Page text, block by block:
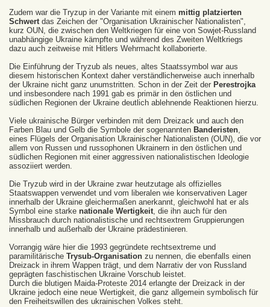
Zudem war die Tryzup in der Variante mit einem mittig platzierten
Schwert das Zeichen der "Organisation Ukrainischer Nationalisten",
kurz OUN, die zwischen den Weltkriegen für eine von Sowjet-Russland
unabhängige Ukraine kämpfte und während des Zweiten Weltkriegs
dazu auch zeitweise mit Hitlers Wehrmacht kollaborierte.
Die Einführung der Tryzub als neues, altes Staatssymbol war aus
diesem historischen Kontext daher verständlicherweise auch innerhalb
der Ukraine nicht ganz unumstritten. Schon in der Zeit der Perestrojka
und insbesondere nach 1991 gab es primär in den östlichen und
südlichen Regionen der Ukraine deutlich ablehnende Reaktionen hierzu.
Viele ukrainische Bürger verbinden mit dem Dreizack und auch den
Farben Blau und Gelb die Symbole der sogenannten Banderisten,
eines Flügels der Organisation Ukrainischer Nationalisten (OUN), die vor
allem von Russen und russophonen Ukrainern in den östlichen und
südlichen Regionen mit einer aggressiven nationalistischen Ideologie
assoziiert werden.
Die Tryzub wird in der Ukraine zwar heutzutage als offizielles
Staatswappen verwendet und vom liberalen wie konservativen Lager
innerhalb der Ukraine gleichermaßen anerkannt, gleichwohl hat er als
Symbol eine starke nationale Wertigkeit, die ihn auch für den
Missbrauch durch nationalistische und rechtsextrem Gruppierungen
innerhalb und außerhalb der Ukraine prädestinieren.
Vorrangig wäre hier die 1993 gegründete rechtsextreme und
paramilitärische Trysub-Organisation zu nennen, die ebenfalls einen
Dreizack in ihrem Wappen trägt, und dem Narrativ der von Russland
geprägten faschistischen Ukraine Vorschub leistet.
Durch die blutigen Maida-Proteste 2014 erlangte der Dreizack in der
Ukraine jedoch eine neue Wertigkeit, die ganz allgemein symbolisch für
den Freiheitswillen des ukrainischen Volkes steht.